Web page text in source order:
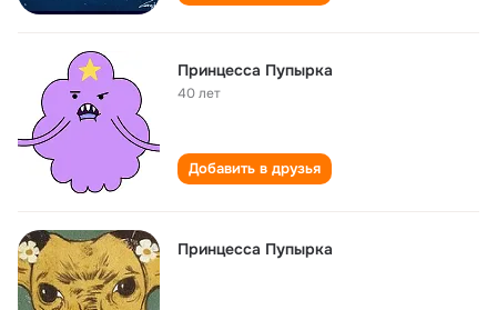
Принцесса Пупырка
40 лет
Добавить в друзья
Принцесса Пупырка